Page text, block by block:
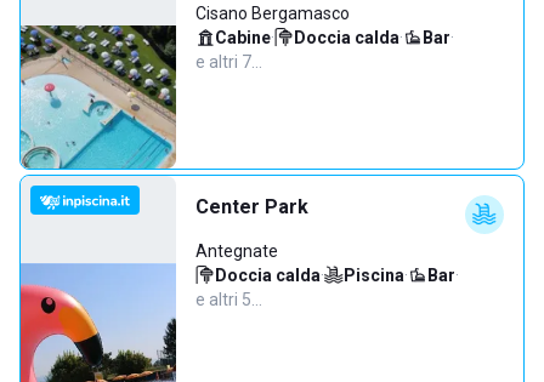
Cisano Bergamasco
Cabine· Doccia calda· Bar·
e altri 7…
Center Park
Antegnate
Doccia calda· Piscina· Bar·
e altri 5…